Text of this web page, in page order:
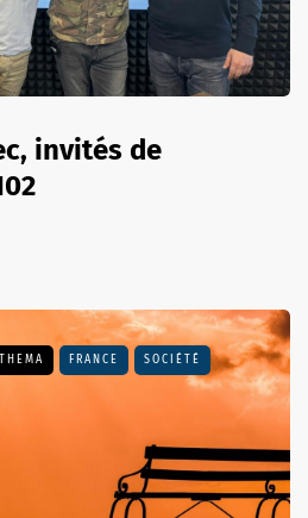
invités de
FRANCE SOCIÉTÉ